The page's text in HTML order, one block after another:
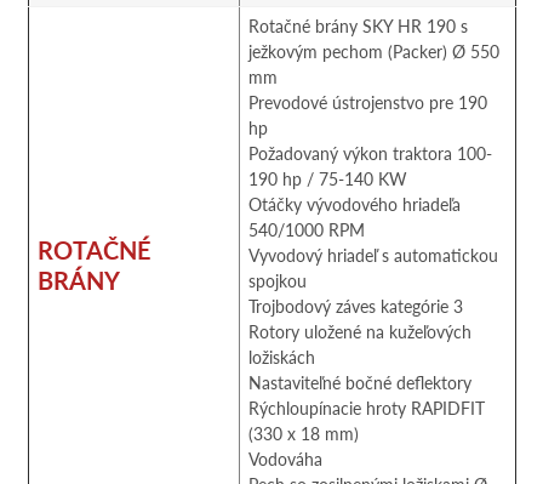
ROTAČNÉ
BRÁNY
Rotačné brány SKY HR 190 s
ježkovým pechom (Packer) Ø 550
mm
Prevodové ústrojenstvo pre 190
hp
Požadovaný výkon traktora 100-
190 hp / 75-140 KW
Otáčky vývodového hriadeľa
540/1000 RPM
Vyvodový hriadeľ s automatickou
spojkou
Trojbodový záves kategórie 3
Rotory uložené na kužeľových
ložiskách
Nastaviteľné bočné deflektory
Rýchloupínacie hroty RAPIDFIT
(330 x 18 mm)
Vodováha